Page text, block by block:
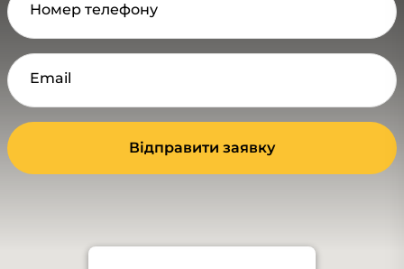
Номер телефону
Email
Відправити заявку